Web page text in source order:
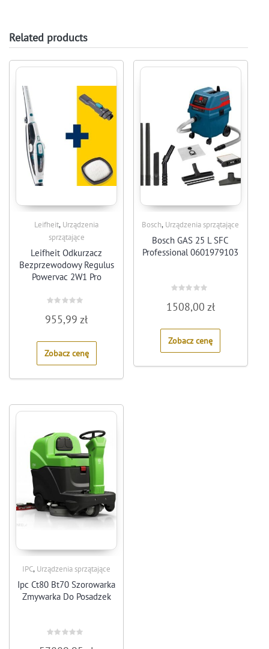
Related products
Leifheit, Urządzenia
sprzątające
Leifheit Odkurzacz
Bezprzewodowy Regulus
Powervac 2W1 Pro
0
out
5
955,99zł
Zobacz cenę
Bosch, Urządzenia sprzątające
Bosch GAS 25 L SFC
Professional 0601979103
0
out
5
1508,00 zł
Zobacz cenę
IPC, Urządzenia sprzątające
Ipc Ct80 Bt70 Szorowarka
Zmywarka Do Posadzek